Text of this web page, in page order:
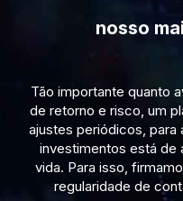
nosso
Tão importante quanto
de retorno e risco, um
ajustes periódicos, para
investimentos está de
vida. Para isso,
regularidade de